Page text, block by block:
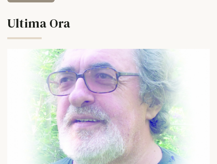
Ultima Ora